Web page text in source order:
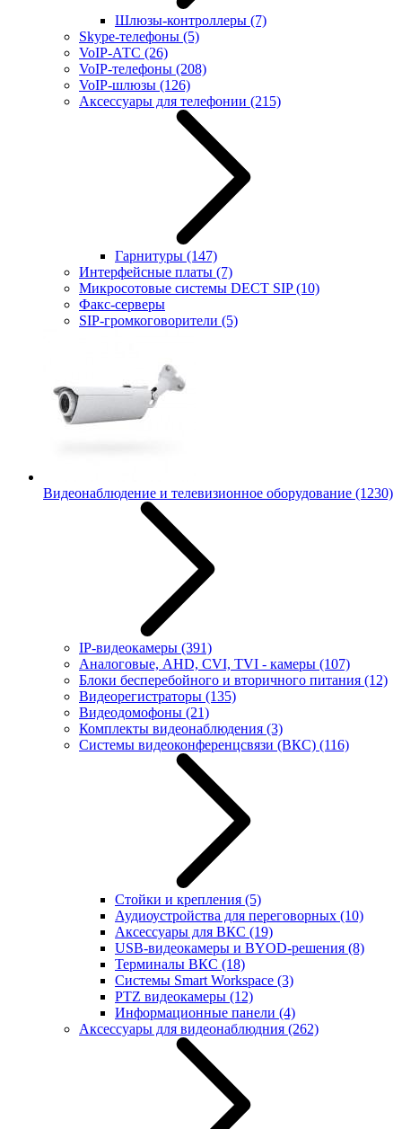
Шлюзы-контроллеры (7)
Skype-телефоны (5)
VoIP-АТС (26)
VoIP-телефоны (208)
VoIP-шлюзы (126)
Аксессуары для телефонии (215)
Гарнитуры (147)
Интерфейсные платы (7)
Микросотовые системы DECT SIP(10)
Факс-серверы
SIP-громкоговорители (5)
Видеонаблюдение и телевизионное оборудование (1230)
IP-видеокамеры (391)
Аналоговые, AHD, CVI, TVI - камеры (107)
Блоки бесперебойного и вторичного питания (12)
Видеорегистраторы (135)
Видеодомофоны (21)
Комплекты видеонаблюдения (3)
Системы видеоконференцсвязи (ВКС) (116)
Стойки и крепления (5)
Аудиоустройства для переговорных (10)
Аксессуары для ВКС (19)
USB-видеокамеры и BYOD-решения (8)
Терминалы ВКС (18)
Системы Smart Workspace (3)
PTZ видеокамеры (12)
Информационные панели (4)
Аксессуары для видеонаблюдния (262)